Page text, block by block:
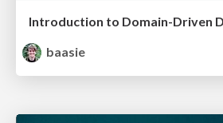
baasie